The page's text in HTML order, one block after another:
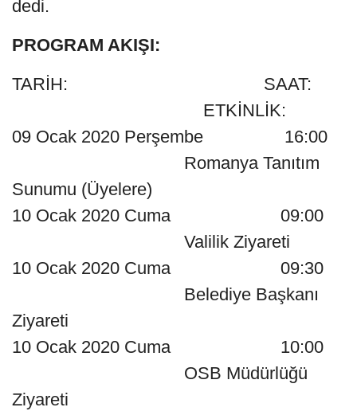
dedi.
PROGRAM AKIŞI:
TARİH: SAAT:
ETKİNLİK:
09 Ocak 2020 Perşembe 16:00
Romanya Tanıtım
Sunumu (Üyelere)
10 Ocak 2020 Cuma 09:00
Valilik Ziyareti
10 Ocak 2020 Cuma 09:30
Belediye Başkanı
Ziyareti
10 Ocak 2020 Cuma 10:00
OSB Müdürlüğü
Ziyareti